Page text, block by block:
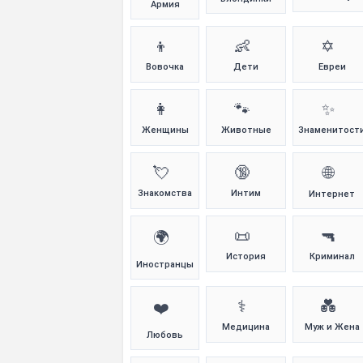
Армия
👦
Вовочка
👶
Дети
✡️
Евреи
👩
Женщины
🐾
Животные
✨
💘
Знакомства
🔞
Интим
🌐
Интернет
🌍
Иностранцы
📜
История
🔫
Криминал
❤️
Любовь
⚕️
Медицина
💑
Муж и Жена